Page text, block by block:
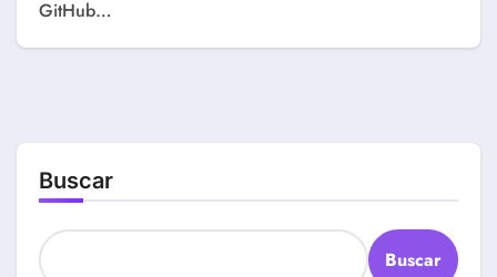
GitHub…
Buscar
Buscar